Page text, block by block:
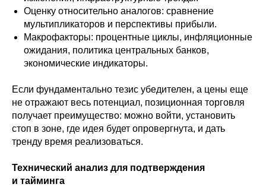
Оценку относительно аналогов: сравнение
мультипликаторов и перспективы прибыли.
Макрофакторы: процентные циклы, инфляционные
ожидания, политика центральных банков,
экономические индикаторы.
Если фундаментально тезис убедителен, а цены еще
не отражают весь потенциал, позиционная торговля
получает преимущество: можно войти, установить
стоп в зоне, где идея будет опровергнута, и дать
тренду время реализоваться.
Технический анализ для подтверждения
и тайминга